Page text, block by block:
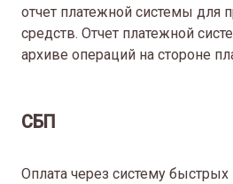
отчет платежной системы для
средств. Отчет платежной
архиве операций на стороне
СБП
Оплата через систему